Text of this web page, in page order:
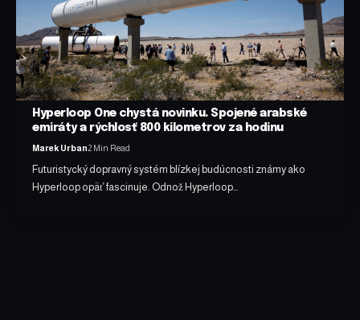
Hyperloop One chystá novinku. Spojené arabské
emiráty a rýchlosť 800 kilometrov za hodinu
Marek Urban2 Min Read
Futuristycký dopravný systém blízkej budúcnosti známy ako
Hyperloop opäť fascinuje. Odnož Hyperloop…